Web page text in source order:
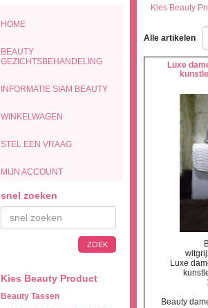
HOME
BEAUTY
GEZICHTSBEHANDELING
INFORMATIE SIAM BEAUTY
WINKELWAGEN
STEL EEN VRAAG
MIJN ACCOUNT
snel zoeken
ZOEK
Kies Beauty Product
Beauty Tassen
Kies Beauty
Alle artikelen
Luxe
Luxe
Beauty